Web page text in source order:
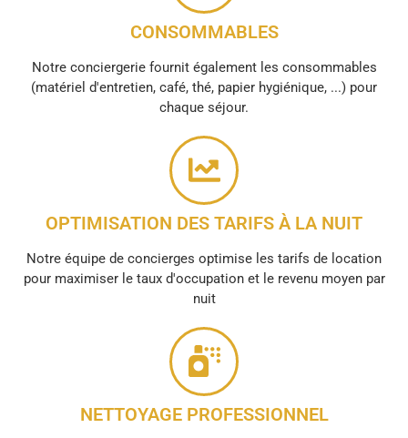
CONSOMMABLES
Notre conciergerie fournit également les consommables
(matériel d'entretien, café, thé, papier hygiénique, ...) pour
chaque séjour.
OPTIMISATION DES TARIFS À LA NUIT
Notre équipe de concierges optimise les tarifs de location
pour maximiser le taux d'occupation et le revenu moyen par
nuit
NETTOYAGE PROFESSIONNEL